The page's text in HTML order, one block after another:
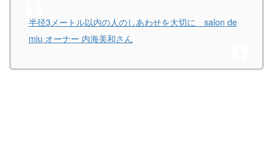
半径3メートル以内の人のしあわせを大切に salon de
miu オーナー 内海美和さん